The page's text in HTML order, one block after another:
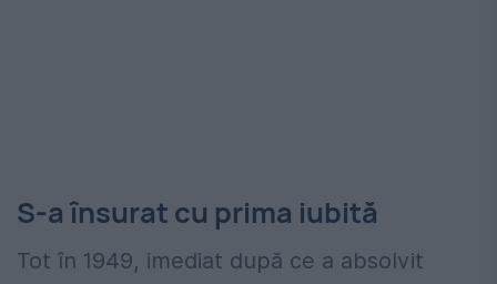
S-a însurat cu prima iubită
Tot în 1949, imediat după ce a absolvit